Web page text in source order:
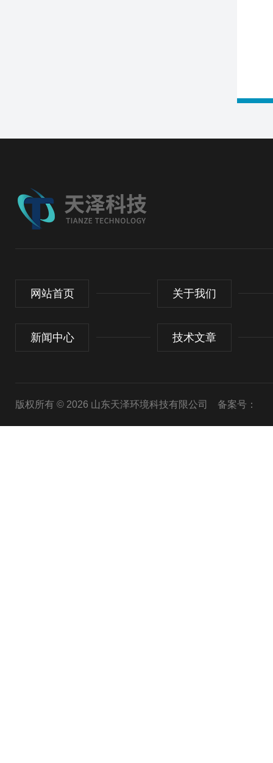
网站首页 关于我们
新闻中心 技术文章
版权所有 © 2026 山东天泽环境科技有限公司 备案号：